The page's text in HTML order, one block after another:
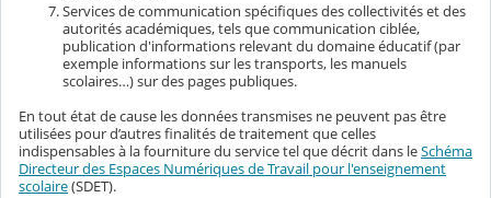
Services de communication spécifiques des collectivités et des
autorités académiques, tels que communication ciblée,
publication d'informations relevant du domaine éducatif (par
exemple informations sur les transports, les manuels
scolaires…) sur des pages publiques.
En tout état de cause les données transmises ne peuvent pas être
utilisées pour d’autres finalités de traitement que celles
indispensables à la fourniture du service tel que décrit dans leSchéma
Directeur des Espaces Numériques de Travail pour l'enseignement
scolaire(SDET).